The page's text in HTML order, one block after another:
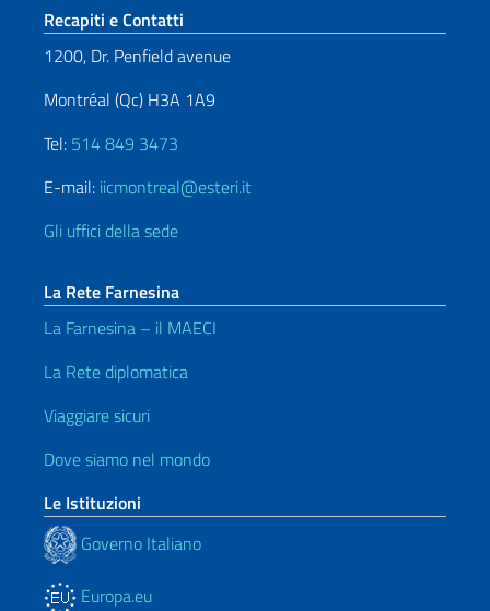
Sezione footer
Recapiti e Contatti
1200, Dr. Penfield avenue
Montréal (Qc) H3A 1A9
Tel: 514 849 3473
E-mail: iicmontreal@esteri.it
Gli uffici della sede
La Rete Farnesina
La Farnesina – il MAECI
La Rete diplomatica
Viaggiare sicuri
Dove siamo nel mondo
Le Istituzioni
Governo Italiano
Europa.eu